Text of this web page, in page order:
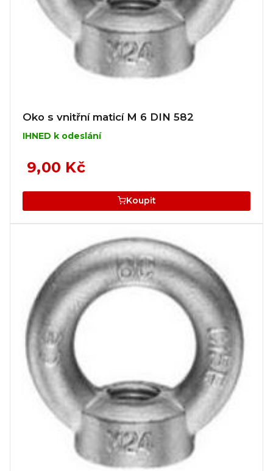
Oko s vnitřní maticí M 6 DIN 582
IHNED k odeslání
9,00 Kč
Koupit